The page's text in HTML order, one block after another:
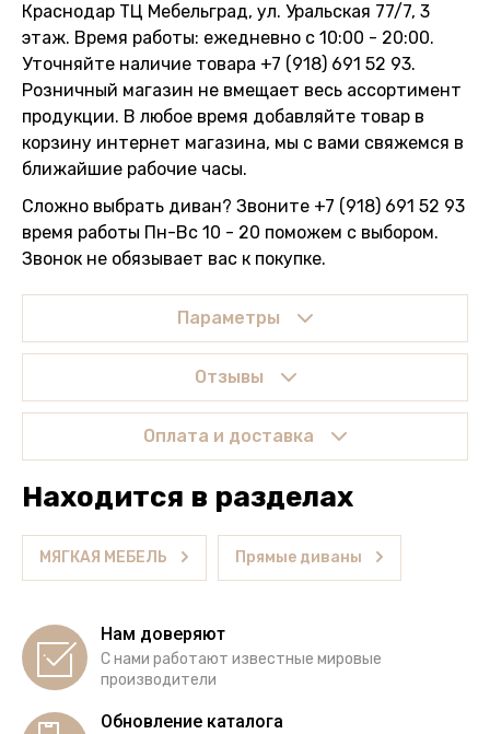
Краснодар ТЦ Мебельград, ул. Уральская 77/7, 3
этаж. Время работы: ежедневно с 10:00 - 20:00.
Уточняйте наличие товара +7 (918) 691 52 93.
Розничный магазин не вмещает весь ассортимент
продукции. В любое время добавляйте товар в
корзину интернет магазина, мы с вами свяжемся в
ближайшие рабочие часы.
Сложно выбрать диван? Звоните +7 (918) 691 52 93
время работы Пн-Вс 10 - 20 поможем с выбором.
Звонок не обязывает вас к покупке.
Параметры
Отзывы
Оплата и доставка
Находится в разделах
МЯГКАЯ МЕБЕЛЬ Прямые диваны
Нам доверяют
С нами работают известные мировые
производители
Обновление каталога